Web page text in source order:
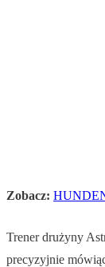
Zobacz:
Trener drużyny
precyzyjnie